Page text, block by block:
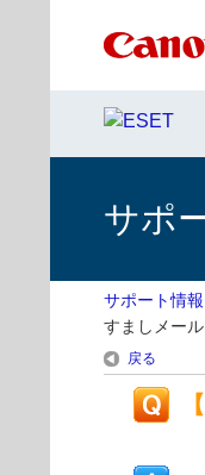
サポ
サポート情報
すましメー
戻る